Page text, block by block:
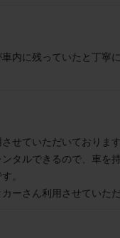
内に残っていたと丁寧
せていただいております
タルできるので、車を
。
ーさん利用させていただ